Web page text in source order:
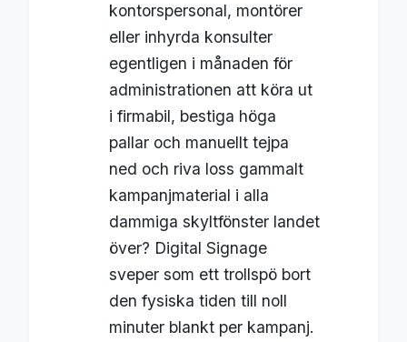
kontorspersonal, montörer
eller inhyrda konsulter
egentligen i månaden för
administrationen att köra ut
i firmabil, bestiga höga
pallar och manuellt tejpa
ned och riva loss gammalt
kampanjmaterial i alla
dammiga skyltfönster landet
över? Digital Signage
sveper som ett trollspö bort
den fysiska tiden till noll
minuter blankt per kampanj.